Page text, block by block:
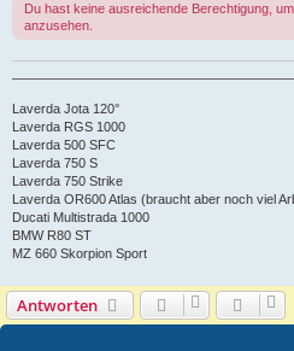
Du hast keine ausreichende Berechtigung,
anzusehen.
Laverda Jota 120°
Laverda RGS 1000
Laverda 500 SFC
Laverda 750 S
Laverda 750 Strike
Laverda OR600 Atlas (braucht aber noch viel
Ducati Multistrada 1000
BMW R80 ST
MZ 660 Skorpion Sport
Antworten